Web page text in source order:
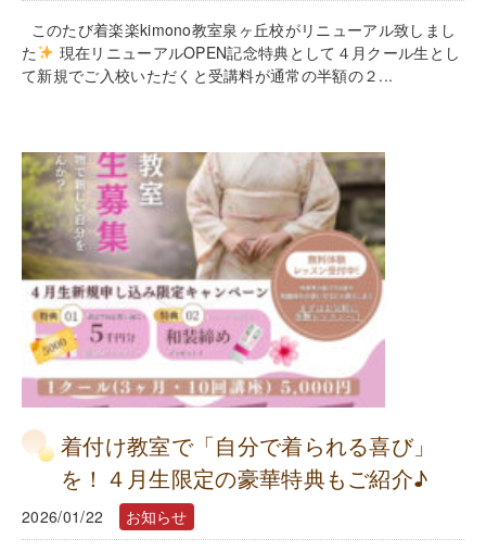
このたび着楽楽kimono教室泉ヶ丘校がリニューアル致しまし
た
現在リニューアルOPEN記念特典として４月クール生とし
て新規でご入校いただくと受講料が通常の半額の２...
着付け教室で「自分で着られる喜び」
を！４月生限定の豪華特典もご紹介♪
2026/01/22 お知らせ